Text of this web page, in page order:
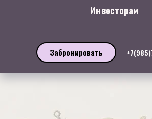
Инвесторам
Забронировать